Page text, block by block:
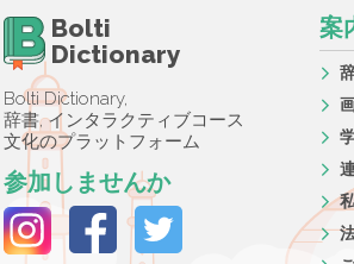
Bolti
Dictionary
Bolti Dictionary,
辞書, インタラクティブコース
文化のプラットフォーム
参加しませんか
案